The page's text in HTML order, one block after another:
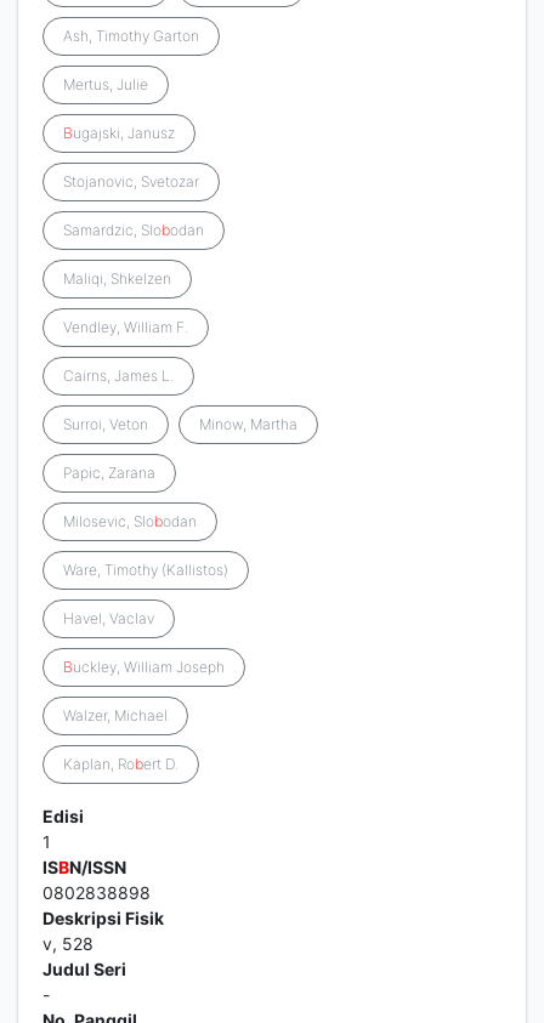
Ash, Timothy Garton
Mertus, Julie
Bugajski, Janusz
Stojanovic, Svetozar
Samardzic, Slobodan
Maliqi, Shkelzen
Vendley, William F.
Cairns, James L.
Surroi, Veton Minow, Martha
Papic, Zarana
Milosevic, Slobodan
Ware, Timothy (Kallistos)
Havel, Vaclav
Buckley, William Joseph
Walzer, Michael
Kaplan, Robert D.
Edisi
1
ISBN/ISSN
0802838898
Deskripsi Fisik
v, 528
Judul Seri
-